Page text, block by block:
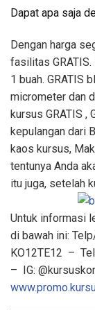
Dapat apa saja
Dengan harga
fasilitas GRATIS.
1 buah. GRATIS
micrometer dan
kursus GRATIS ,
kepulangan dari
kaos kursus,
tentunya Anda
itu juga, setelah
Untuk informasi
di bawah ini:
KO12TE12 –
– IG: